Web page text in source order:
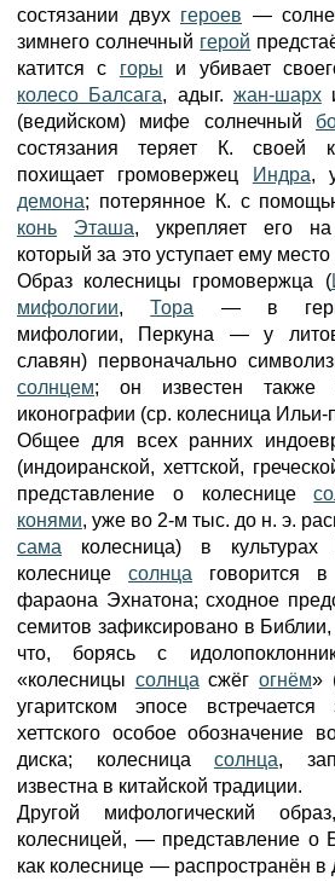
состязании двух героев —
зимнего солнечный герой
катится с горы и убивает
колесо Балсага, адыг. жан-шарх
(ведийском) мифе солнечный
состязания теряет К. своей
похищает громовержец
Индра,
демона; потерянное К. с
конь
Эташа, укрепляет его
который за это уступает ему
Образ колесницы громовержца (
мифологии,Тора — в
мифологии, Перкуна — у
славян) первоначально
солнцем; он известен также
иконографии (ср. колесница Ильи-
Общее для всех ранних
(индоиранской, хеттской,
представление о колеснице
конями, уже во 2-м тыс. до н. э.
сама колесница) в
колеснице солнца говорится в
фараона Эхнатона; сходное
семитов зафиксировано в Библии,
что, борясь с
«колесницы солнца сжёг огнём»
угаритском эпосе встречается
хеттского особое обозначение
диска; колесница солнца,
известна в китайской традиции.
Другой мифологический
колесницей, — представление о
как колеснице — распространён